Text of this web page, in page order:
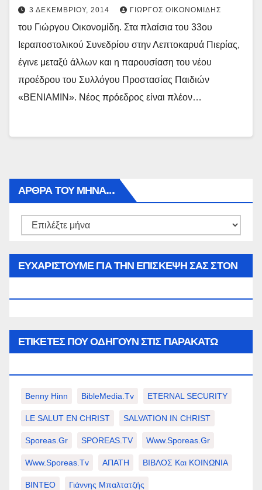
3 ΔΕΚΕΜΒΡΊΟΥ, 2014 ΓΙΏΡΓΟΣ ΟΙΚΟΝΟΜΊΔΗΣ
του Γιώργου Οικονομίδη. Στα πλαίσια του 33ου
Ιεραποστολικού Συνεδρίου στην Λεπτοκαρυά Πιερίας,
έγινε μεταξύ άλλων και η παρουσίαση του νέου
προέδρου του Συλλόγου Προστασίας Παιδιών
«ΒΕΝΙΑΜΙΝ». Νέος πρόεδρος είναι πλέον…
ΑΡΘΡΑ ΤΟΥ ΜΉΝΑ…
Αρθρα
ΕΥΧΑΡΙΣΤΟΥΜΕ ΓΙΑ ΤΗΝ ΕΠΙΣΚΕΨΗ ΣΑΣ ΣΤΟΝ
ΕΤΙΚΈΤΕΣ ΠΟΥ ΟΔΗΓΟΎΝ ΣΤΙΣ ΠΑΡΑΚΆΤΩ
Benny Hinn BibleMedia.tv ETERNAL SECURITY
LE SALUT EN CHRIST SALVATION IN CHRIST
Sporeas.gr SPOREAS.TV Www.sporeas.gr
Www.sporeas.tv ΑΠΑΤΗ ΒΙΒΛΟΣ Και ΚΟΙΝΩΝΙΑ
ΒΙΝΤΕΟ Γιάννης Μπαλτατζής